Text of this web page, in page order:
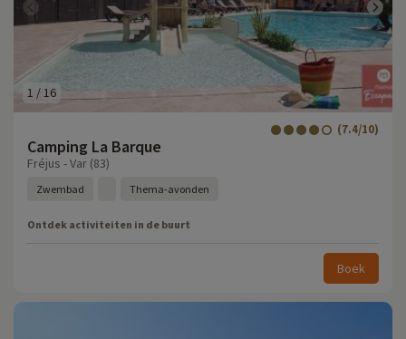
1 /16
Camping La Barque
(7.4/10)
Fréjus - Var (83)
Zwembad Thema-avonden
Ontdek activiteiten in de buurt
Boek